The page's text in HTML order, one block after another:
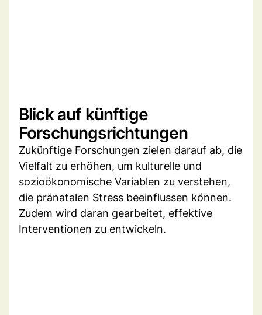
Blick auf künftige
Forschungsrichtungen
Zukünftige Forschungen zielen darauf ab, die
Vielfalt zu erhöhen, um kulturelle und
sozioökonomische Variablen zu verstehen,
die pränatalen Stress beeinflussen können.
Zudem wird daran gearbeitet, effektive
Interventionen zu entwickeln.